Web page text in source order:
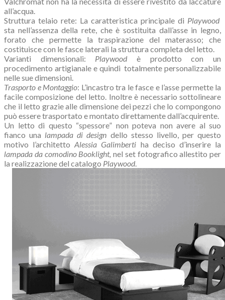
all’acqua.
Struttura telaio rete: La caratteristica principale di Playwood
sta nell’assenza della rete, che è sostituita dall’asse in legno,
forato che permette la traspirazione del materasso; che
costituisce con le fasce laterali la struttura completa del letto.
Varianti dimensionali: Playwoodè prodotto con un
procedimento artigianale e quindi totalmente personalizzabile
nelle sue dimensioni.
Trasporto e Montaggio: L’incastro tra le fasce e l’asse permette la
facile composizione del letto. Inoltre è necessario sottolineare
che il letto grazie alle dimensione dei pezzi che lo compongono
può essere trasportato e montato direttamente dall’acquirente.
Un letto di questo “spessore” non poteva non avere al suo
fianco una lampada di design dello stesso livello, per questo
motivo l’architettoAlessia Galimberti ha deciso d’inserire la
lampada da comodino Booklight, nel set fotografico allestito per
la realizzazione del catalogo Playwood.